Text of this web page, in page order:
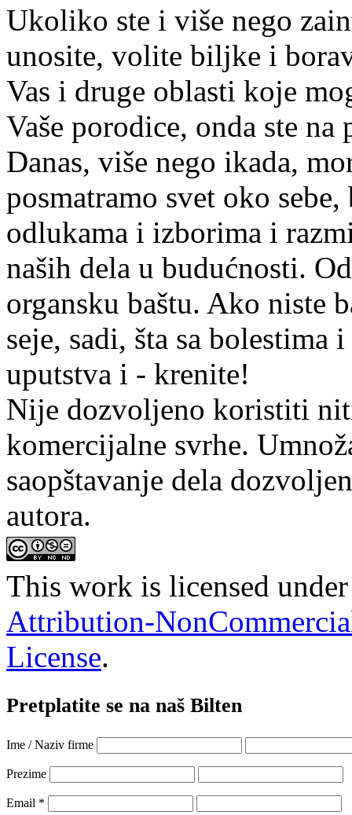
Ukoliko ste i više nego
unosite, volite biljke i
Vas i druge oblasti koje
Vaše porodice, onda ste na
Danas, više nego ikada,
posmatramo svet oko
odlukama i izborima i
naših dela u budućnosti.
organsku baštu. Ako niste
seje, sadi, šta sa bolestima
uputstva i - krenite!
Nije dozvoljeno koristiti
komercijalne svrhe.
saopštavanje dela
autora.
This work is licensed
Attribution-
License.
Pretplatite se na naš Bilten
Ime / Naziv firme
Prezime
Email *